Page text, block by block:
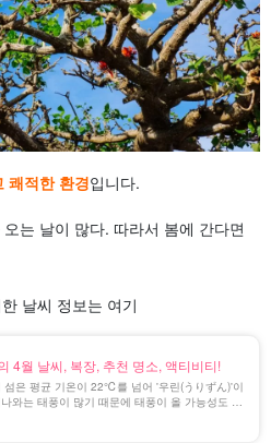
쾌적한 환경입니다.
는 날이 많다. 따라서 봄에 간다면
날씨 정보는 여기
4월 날씨, 복장, 추천 명소, 액티비티!
섬은 평균 기온이 22℃를 넘어 '우린(うりずん)'이
와는 태풍이 많기 때문에 태풍이 올 가능성도 있